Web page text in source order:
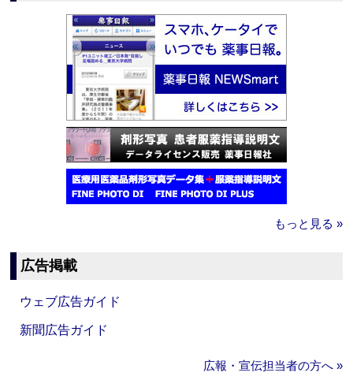
もっと見る »
広告掲載
ウェブ広告ガイド
新聞広告ガイド
広報・宣伝担当者の方へ »